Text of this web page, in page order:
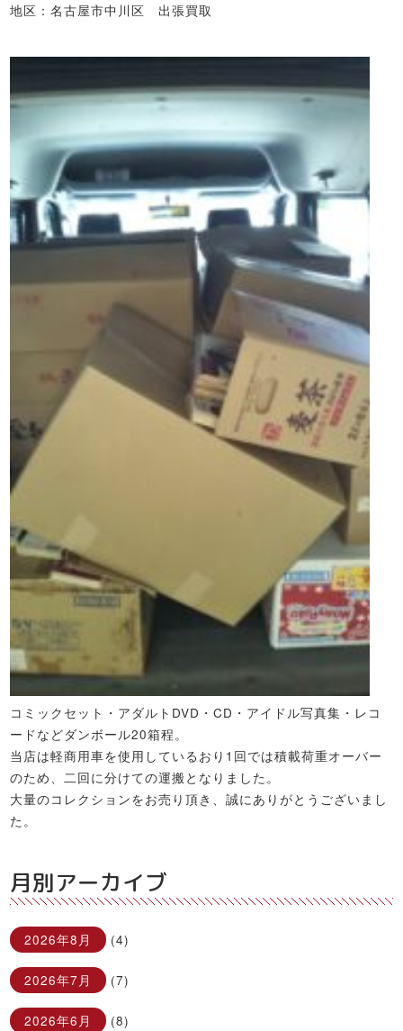
地区：名古屋市中川区 出張買取
コミックセット・アダルトDVD・CD・アイドル写真集・レコ
ードなどダンボール20箱程。
当店は軽商用車を使用しているおり1回では積載荷重オーバー
のため、二回に分けての運搬となりました。
大量のコレクションをお売り頂き、誠にありがとうございまし
た。
月別アーカイブ
2026年8月 (4)
2026年7月 (7)
2026年6月 (8)